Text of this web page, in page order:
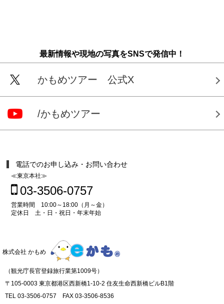
最新情報や現地の写真をSNSで発信中！
かもめツアー 公式X
/かもめツアー
電話でのお申し込み・お問い合わせ
≪東京本社≫
03-3506-0757
営業時間 10:00～18:00（月～金）
定休日 土・日・祝日・年末年始
株式会社 かもめ
（観光庁長官登録旅行業第1009号）
〒105-0003 東京都港区西新橋1-10-2 住友生命西新橋ビルB1階
TEL 03-3506-0757 FAX 03-3506-8536